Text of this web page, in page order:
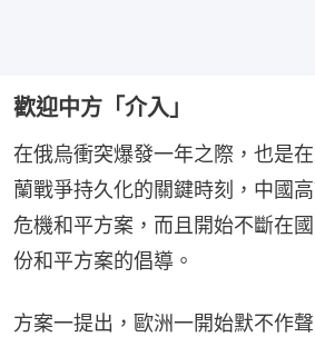
歡迎中方「介入」
在俄烏衝突爆發一年之際，也是
蘭戰爭持久化的關鍵時刻，中國
危機和平方案，而且開始不斷在
份和平方案的倡導。
方案一提出，歐洲一開始默不作